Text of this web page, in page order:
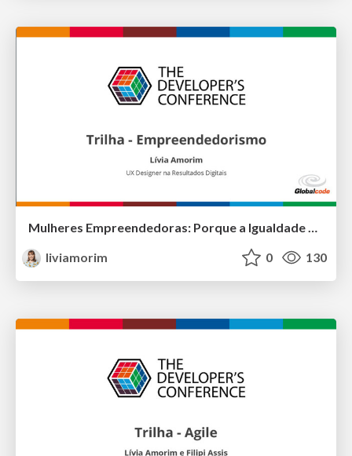
Mulheres Empreendedoras: Porque a Igualdade de Gênero é tão Importante
liviamorim
0 130